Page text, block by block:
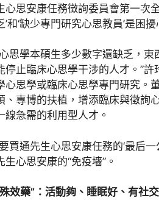
心思安康任務徵詢委員會第一次
’和‘缺少專門研究心思教員’是困
思學本碩生多少數字還缺乏，
停止臨床心思學干涉的人才。”
心思學或臨床心思學專門研究。
、專博的扶植，增添臨床與徵詢
線急需的利用型人才。
買通先生心思安康任務的‘最后
生心思安康的“免疫墻”。
效藥”：活動夠、睡眠好、有社交